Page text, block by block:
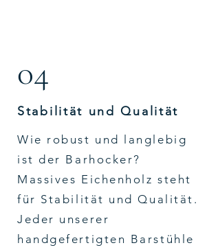
04
Stabilität und Qualität
Wie robust und langlebig
ist der Barhocker?
Massives Eichenholz steht
für Stabilität und Qualität.
Jeder unserer
handgefertigten Barstühle